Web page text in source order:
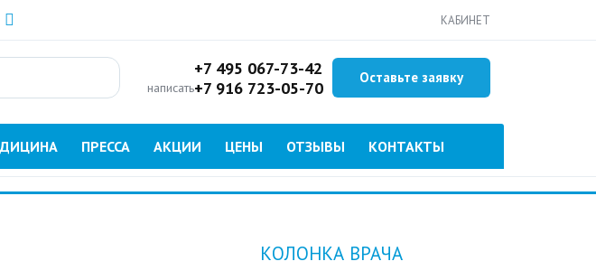
КАБИНЕТ
+7 495 067-73-42
написать+7 916 723-05-70 Оставьте заявку
ПРЕССА АКЦИИ ЦЕНЫ ОТЗЫВЫ КОНТАКТЫ
КОЛОНКА ВРАЧА